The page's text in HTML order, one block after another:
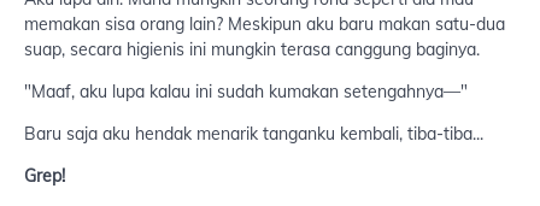
memakan sisa orang lain? Meskipun aku baru makan satu-dua
suap, secara higienis ini mungkin terasa canggung baginya.
"Maaf, aku lupa kalau ini sudah kumakan setengahnya—"
Baru saja aku hendak menarik tanganku kembali, tiba-tiba...
Grep!